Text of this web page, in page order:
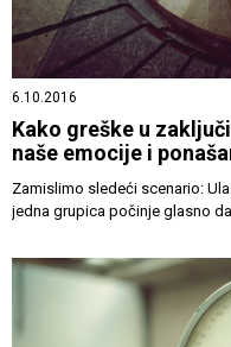
6.10.2016
Kako greške u
naše emocije i
Zamislimo sledeći scenario:
jedna grupica počinje glasno